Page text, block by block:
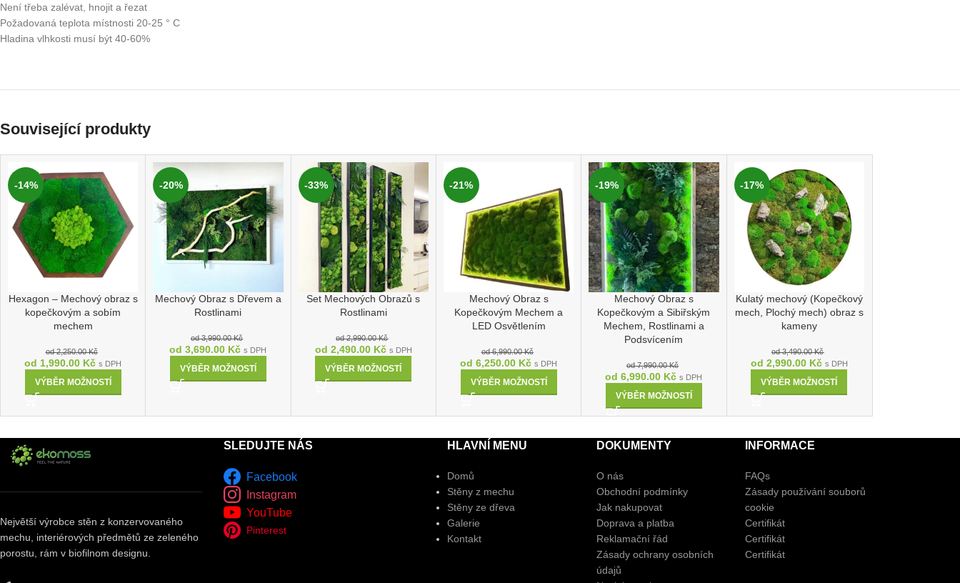
Není třeba zalévat, hnojit a řezat
Požadovaná teplota místnosti 20-25 ° C
Hladina vlhkosti musí být 40-60%
Související produkty
-14%
Hexagon – Mechový obraz s
kopečkovým a sobím
mechem
od2,250.00Kč
od 1,990.00 Kč s DPH
VÝBĚR MOŽNOSTÍ
-20%
Mechový Obraz s Dřevem a
Rostlinami
od3,990.00Kč
od3,690.00 Kč s DPH
VÝBĚR MOŽNOSTÍ
-33%
Set Mechových Obrazů s
Rostlinami
od2,990.00Kč
od 2,490.00 Kč s DPH
VÝBĚR MOŽNOSTÍ
-21%
Mechový Obraz s
Kopečkovým Mechem a
LED Osvětlením
od6,990.00Kč
od6,250.00 Kč s DPH
VÝBĚR MOŽNOSTÍ
-19%
Mechový Obraz s
Kopečkovým a Sibiřským
Mechem, Rostlinami a
Podsvícením
od7,990.00Kč
od6,990.00 Kč s DPH
VÝBĚR MOŽNOSTÍ
-17%
Kulatý mechový (Kopečkový
mech, Plochý mech) obraz s
kameny
od3,490.00Kč
od 2,990.00 Kč s DPH
VÝBĚR MOŽNOSTÍ
Největší výrobce stěn z konzervovaného
mechu, interiérových předmětů ze zeleného
porostu, rám v biofilnom designu.
SLEDUJTE NÁS
Facebook
Instagram
YouTube
Pinterest
HLAVNÍ MENU
Domů
Stěny z mechu
Stěny ze dřeva
Galerie
Kontakt
DOKUMENTY
O nás
Obchodní podmínky
Jak nakupovat
Doprava a platba
Reklamační řád
Zásady ochrany osobních
údajů
INFORMACE
FAQs
Zásady používání souborů
cookie
Certifikát
Certifikát
Certifikát